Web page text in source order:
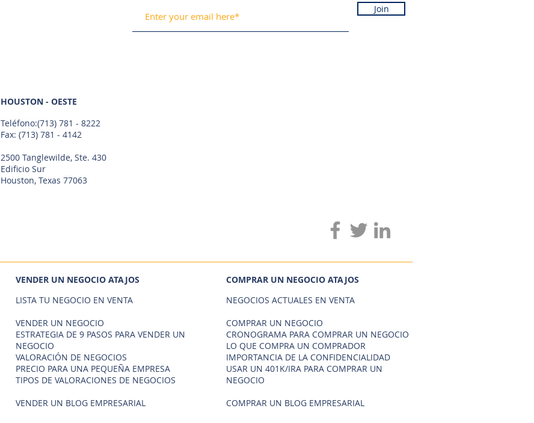
Join
HOUSTON - OESTE
Teléfono:(713) 781 - 8222
Fax: (713) 781 - 4142
2500 Tanglewilde, Ste. 430
Edificio Sur
Houston, Texas 77063
VENDER UN NEGOCIO ATAJOS
LISTA TU NEGOCIO EN VENTA
VENDER UN NEGOCIO
ESTRATEGIA DE 9 PASOS PARA VENDER UN
NEGOCIO
VALORACIÓN DE NEGOCIOS
PRECIO PARA UNA PEQUEÑA EMPRESA
TIPOS DE VALORACIONES DE NEGOCIOS
VENDER UN BLOG EMPRESARIAL
COMPRAR UN NEGOCIO ATAJOS
NEGOCIOS ACTUALES EN VENTA
COMPRAR UN NEGOCIO
CRONOGRAMA PARA COMPRAR UN NEGOCIO
LO QUE COMPRA UN COMPRADOR
IMPORTANCIA DE LA CONFIDENCIALIDAD
USAR UN 401K/IRA PARA COMPRAR UN
NEGOCIO
COMPRAR UN BLOG EMPRESARIAL